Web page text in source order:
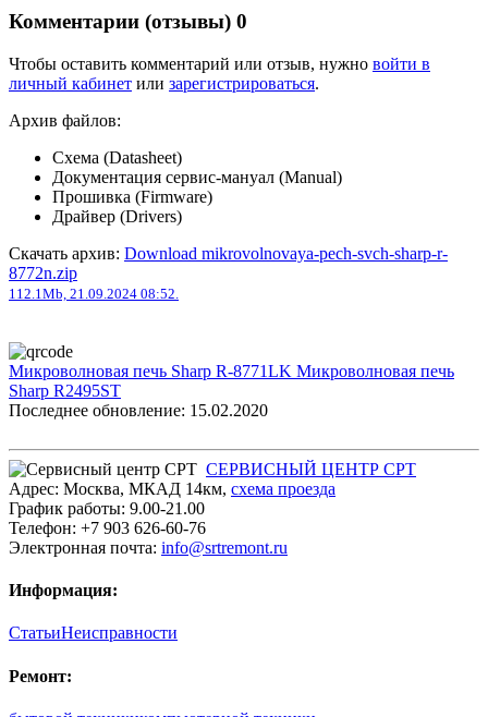
Комментарии (отзывы) 0
Чтобы оставить комментарий или отзыв, нужно войти в
личный кабинет или зарегистрироваться.
Архив файлов:
Схема (Datasheet)
Документация сервис-мануал (Manual)
Прошивка (Firmware)
Драйвер (Drivers)
Скачать архив: Download mikrovolnovaya-pech-svch-sharp-r-
8772n.zip
112.1Mb, 21.09.2024 08:52.
Микроволновая печь Sharp R-8771LK Микроволновая печь
Sharp R2495ST
Последнее обновление: 15.02.2020
СЕРВИСНЫЙ ЦЕНТР СРТ
Адрес: Москва, МКАД 14км, cхема проезда
График работы: 9.00-21.00
Телефон: +7 903 626-60-76
Электронная почта: info@srtremont.ru
Информация:
СтатьиНеисправности
Ремонт: